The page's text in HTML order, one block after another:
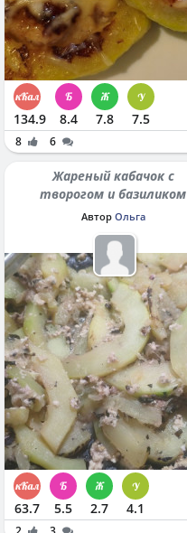
134.9 8.4 7.8 7.5
8 6
Жареный кабачок с
творогом и базиликом
Автор Ольга
63.7 5.5 2.7 4.1